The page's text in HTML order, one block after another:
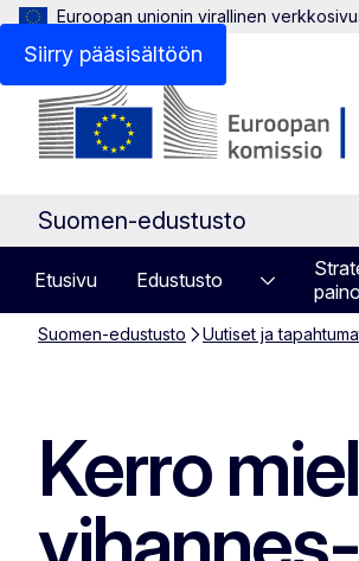
Siirry pääsisältöön
Euroopan unionin virallinen
Suomen-edustusto
Etusivu Edustusto
Suomen-edustusto Uutiset ja
Kerro